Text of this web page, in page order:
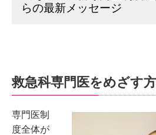
らの最新メッセージ
救急科専門医をめざす
専門医制
度全体が